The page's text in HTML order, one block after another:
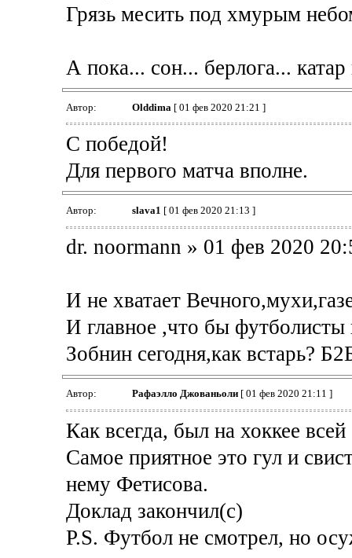
Грязь месить под хмурым
А пока... сон... берлога...
Автор: Olddima [ 01 фев 2020 21:21 ]
С победой!
Для первого матча вполне.
Автор: slava1 [ 01 фев 2020 21:13 ]
dr. noormann » 01 фев 2020
И не хватает
И главное ,что бы футболисты
Зобнин сегодня,как встарь?
Автор: Рафаэлло Джованьоли[ 01 фев 2020 21:11 ]
Как всегда, был на хоккее всей
Самое приятное это гул и
нему Фетисова.
Доклад закончил(с)
P.S. Футбол не смотрел, но